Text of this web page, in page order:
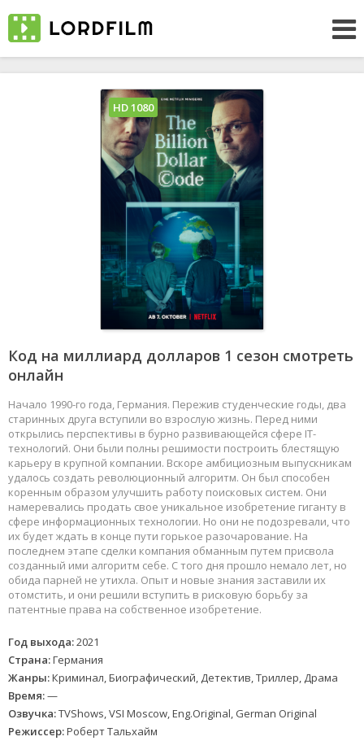
Код на миллиард долларов 1 сезон смотреть
онлайн
Начало 1990-го года, Германия. Пережив студенческие годы, два
старинных друга вступили во взрослую жизнь. Перед ними
открылись перспективы в бурно развивающейся сфере IT-
технологий. Они были полны решимости построить блестящую
карьеру в крупной компании. Вскоре амбициозным выпускникам
удалось создать революционный алгоритм. Он был способен
коренным образом улучшить работу поисковых систем. Они
намеревались продать свое уникальное изобретение гиганту в
сфере информационных технологии. Но они не подозревали, что
их будет ждать в конце пути горькое разочарование. На
последнем этапе сделки компания обманным путем присвола
созданный ими алгоритм себе. С того дня прошло немало лет, но
обида парней не утихла. Опыт и новые знания заставили их
отомстить, и они решили вступить в рисковую борьбу за
патентные права на собственное изобретение.
Год выхода:2021
Страна:Германия
Жанры:Криминал, Биографический, Детектив, Триллер, Драма
Время:—
Озвучка:TVShows, VSI Moscow, Eng.Original, German Original
Режиссер:Роберт Тальхайм
HD 1080